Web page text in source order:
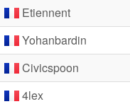
Etiennent
Yohanbardin
Civicspoon
4lex